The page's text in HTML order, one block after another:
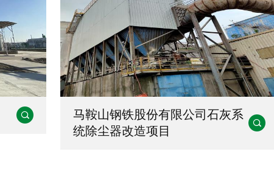

马鞍山钢铁股份有限公司石灰系
统除尘器改造项目
